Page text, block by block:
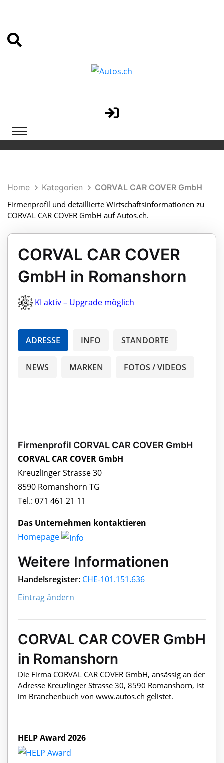
Home Kategorien
CORVAL CAR COVER GmbH
Firmenprofil und detaillierte Wirtschaftsinformationen zu
CORVAL CAR COVER GmbH auf Autos.ch.
CORVAL CAR COVER
GmbH in Romanshorn
KI aktiv – Upgrade möglich
ADRESSE INFO STANDORTE
NEWS MARKEN FOTOS / VIDEOS
Firmenprofil CORVAL CAR COVER GmbH
CORVAL CAR COVER GmbH
Kreuzlinger Strasse 30
8590 Romanshorn TG
Tel.: 071 461 21 11
Das Unternehmen kontaktieren
Homepage
Weitere Informationen
Handelsregister: CHE-101.151.636
Eintrag ändern
CORVAL CAR COVER GmbH
in Romanshorn
Die Firma CORVAL CAR COVER GmbH, ansässig an der
Adresse Kreuzlinger Strasse 30, 8590 Romanshorn, ist
im Branchenbuch von www.autos.ch gelistet.
HELP Award 2026